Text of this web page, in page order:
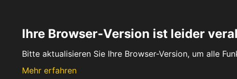
Ihre Browser-Version ist leider
Bitte aktualisieren Sie Ihre Browser-Version, um alle
Mehr erfahren